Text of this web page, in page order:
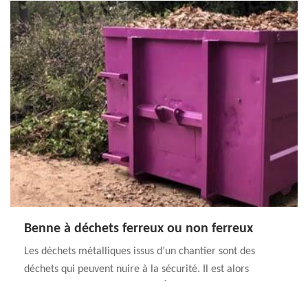
Benne à déchets ferreux ou non ferreux
Les déchets métalliques issus d’un chantier sont des
déchets qui peuvent nuire à la sécurité. Il est alors